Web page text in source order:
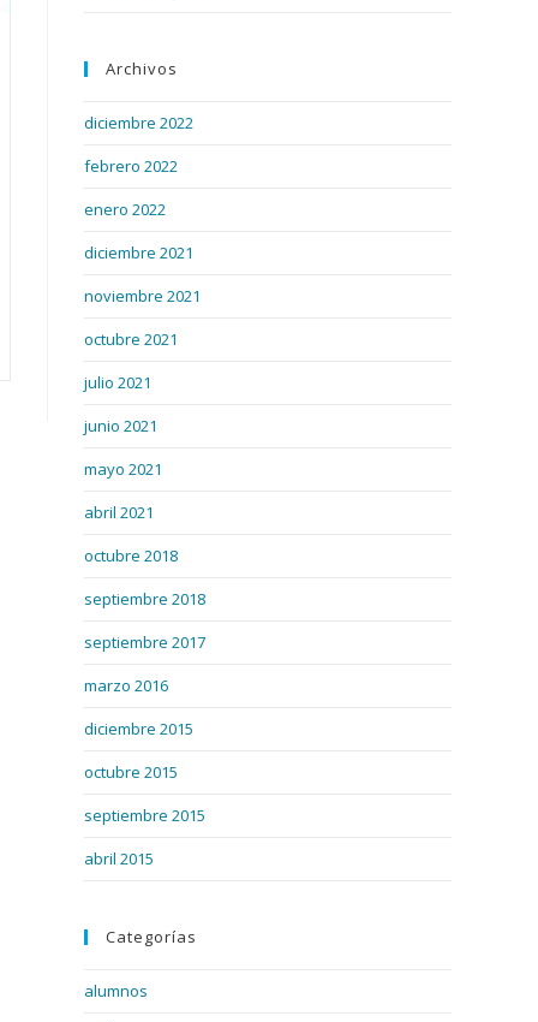
Archivos
diciembre 2022
febrero 2022
enero 2022
diciembre 2021
noviembre 2021
octubre 2021
julio 2021
junio 2021
mayo 2021
abril 2021
octubre 2018
septiembre 2018
septiembre 2017
marzo 2016
diciembre 2015
octubre 2015
septiembre 2015
abril 2015
Categorías
alumnos